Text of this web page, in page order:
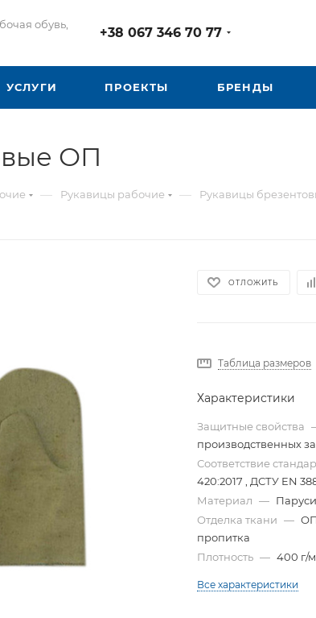
обувь,
+38 067 346 70 77
УСЛУГИ ПРОЕКТЫ БРЕНДЫ
ОП
— Рукавицы рабочие — Рукавицы
ОТЛОЖИТЬ
Таблица размеров
Характеристики
Защитные свойства
производственных
Соответствие
420:2017 , ДСТУ EN
Материал —
Отделка ткани —
пропитка
Плотность — 400 г/
Все характеристики